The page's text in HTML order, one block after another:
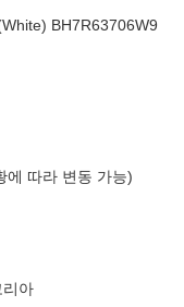
BH7R63706W9
에 따라 변동 가능)
리아